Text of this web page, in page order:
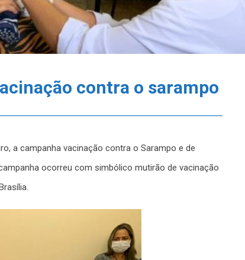
contra o sarampo
a campanha vacinação contra o Sarampo e de
ocorreu com simbólico mutirão de vacinação